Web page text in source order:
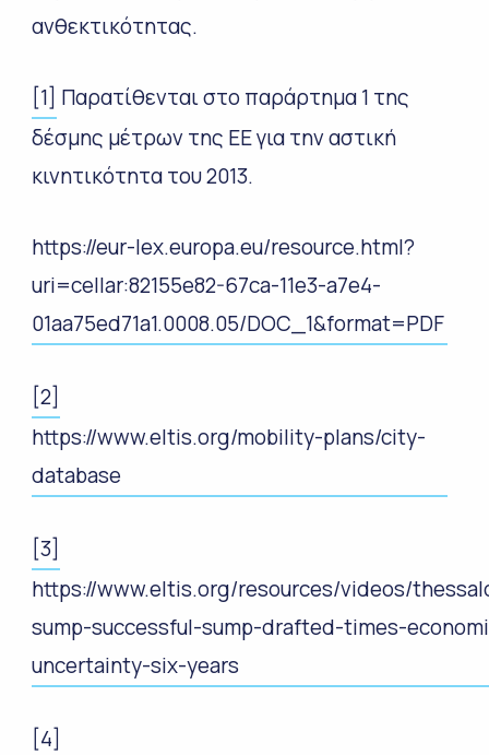
ανθεκτικότητας.
[1] Παρατίθενται στο παράρτημα 1 της
δέσμης μέτρων της ΕΕ για την αστική
κινητικότητα του 2013.
https://eur-lex.europa.eu/resource.html?
uri=cellar:82155e82-67ca-11e3-a7e4-
01aa75ed71a1.0008.05/DOC_1&format=PDF
[2]
https://www.eltis.org/mobility-plans/city-
database
[3]
https://www.eltis.org/resources/videos/
sump-successful-sump-drafted-times-
uncertainty-six-years
[4]